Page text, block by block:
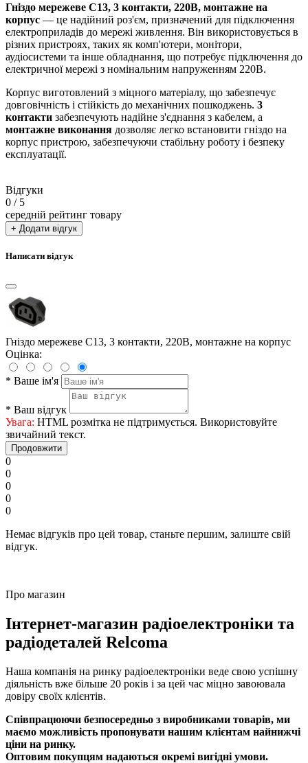
Гніздо мережеве C13, 3 контакти, 220В, монтажне на
корпус — це надійний роз'єм, призначений для підключення
електроприладів до мережі живлення. Він використовується в
різних пристроях, таких як комп'ютери, монітори,
аудіосистеми та інше обладнання, що потребує підключення до
електричної мережі з номінальним напруженням 220В.
Корпус виготовлений з міцного матеріалу, що забезпечує
довговічність і стійкість до механічних пошкоджень. 3
контакти забезпечують надійне з'єднання з кабелем, а
монтажне виконання дозволяє легко встановити гніздо на
корпус пристрою, забезпечуючи стабільну роботу і безпеку
експлуатації.
Відгуки
0 / 5
середній рейтинг товару
+ Додати відгук
Написати відгук
Гніздо мережеве C13, 3 контакти, 220В, монтажне на корпус
Оцінка:
* Ваше ім'я
* Ваш відгук
Увага: HTML розмітка не підтримується. Використовуйте
звичайний текст.
Продовжити
0
0
0
0
0
Немає відгуків про цей товар, станьте першим, залиште свій
відгук.
Про магазин
Інтернет-магазин радіоелектроніки та
радіодеталей Relcoma
Наша компанія на ринку радіоелектроніки веде свою успішну
діяльність вже більше 20 років і за цей час міцно завоювала
довіру своїх клієнтів.
Співпрацюючи безпосередньо з виробниками товарів, ми
маємо можливість пропонувати нашим клієнтам найнижчі
ціни на ринку.
Оптовим покупцям надаються окремі вигідні умови.